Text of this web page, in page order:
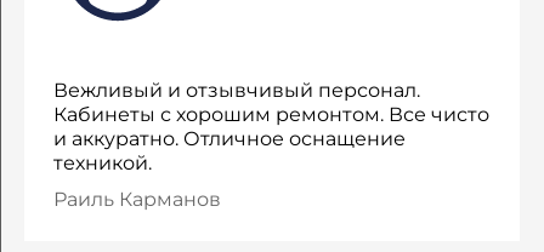
Вежливый и отзывчивый персонал.
Кабинеты с хорошим ремонтом. Все чисто
и аккуратно. Отличное оснащение
техникой.
Раиль Карманов